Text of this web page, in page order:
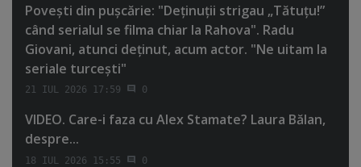
Poveşti din puşcărie: "Deţinuţii strigau „Tătuţu!”
când serialul se filma chiar la Rahova". Radu
Giovani, atunci deţinut, acum actor. "Ne uitam la
seriale turceşti"
21 IUL 2026 17:59 0
VIDEO. Care-i faza cu Alex Stamate? Laura Bălan,
despre...
18 IUL 2026 15:55 0